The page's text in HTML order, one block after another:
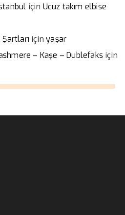
için Ucuz takım elbise
içinyaşar
– Kaşe – Dublefaks için